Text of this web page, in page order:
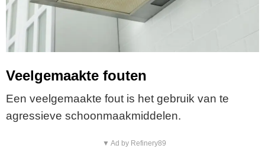
Veelgemaakte fouten
Een veelgemaakte fout is het gebruik van te
agressieve schoonmaakmiddelen.
▼ Ad by Refinery89